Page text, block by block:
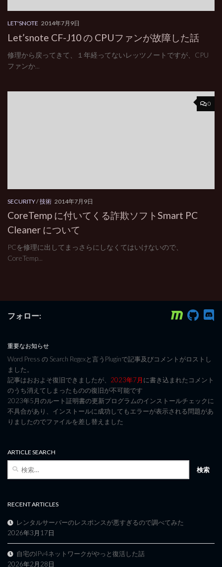
LET'SNOTE 2014年7月9日
Let’snote CF-J10 の CPUファンが故障した話
修理から戻ってきて、１年経ってないレッツノートですが、CPU
ファンか...
0
SECURITY/技術 2014年7月9日
CoreTemp に付いてくる詐欺ソフトSmart PC
Cleaner について
PCを修理に出してまっさらにしなくてはいけないので、
CoreTemp...
フォロー:
重要なお知らせ
Word Press の Search Regexと言うPluginで記事及びコメントがロストし
ました。
記事はおおよそ復旧できましたが、 2023年7月に書き込まれたコメント
のうち消えてしまったものの復旧が不可能です
2023年5月のルート証明書の更新プログラムのインストールチェックに
不具合があり、インストールに成功してもエラーが表示される問題があ
りましたのでファイルを差し替えました
ARTICLE SEARCH
検
RECENT ARTICLES
レンタルサーバーのレスポンスが悪すぎるので調べてみた
2026年3月17日
自宅のIPv4ネットワークがやっと復活した話
2026年2月28日